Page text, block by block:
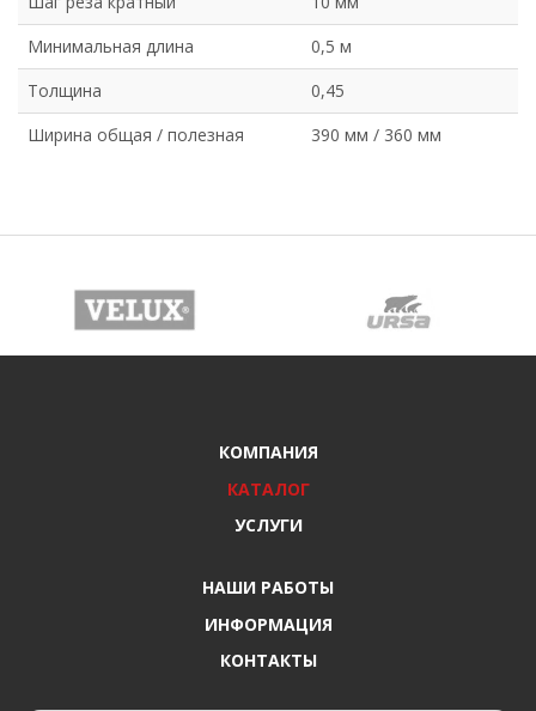
Минимальная длина
0,5 м
Толщина
0,45
Ширина общая / полезная
390 мм / 360 мм
КОМПАНИЯ
КАТАЛОГ
УСЛУГИ
НАШИ РАБОТЫ
ИНФОРМАЦИЯ
КОНТАКТЫ